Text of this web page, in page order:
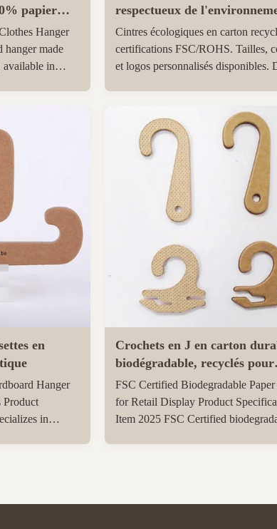
papier
Hanger
hanger made
available in
Types
...
respectueux de
avec taille personnalisable
magasins de vêtements
Cintres écologiques en carton
certifications FSC/ROHS. Tailles,
et logos personnalisés disponibles.
livraison rapide en 10-15 jours.
des solutions de vente au détail
en
Hanger
Product
in
Crochets en J en carton
biodégradable, recyclés pour
l'exposition de chaussettes,
chapeaux et gants
FSC Certified Biodegradable
for Retail Display Product
Item 2025 FSC Certified
any custom ...